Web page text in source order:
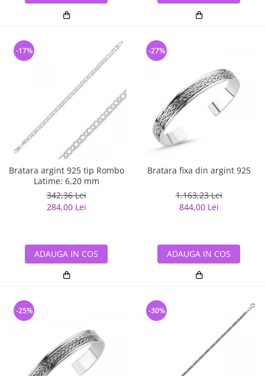
Bratara argint 925 tip Rombo
Latime: 6,20 mm
342,36 Lei
284,00 Lei
-17%
ADAUGA IN COS
Bratara fixa din argint 925
1.163,23 Lei
844,00 Lei
-27%
ADAUGA IN COS
-25% -30%